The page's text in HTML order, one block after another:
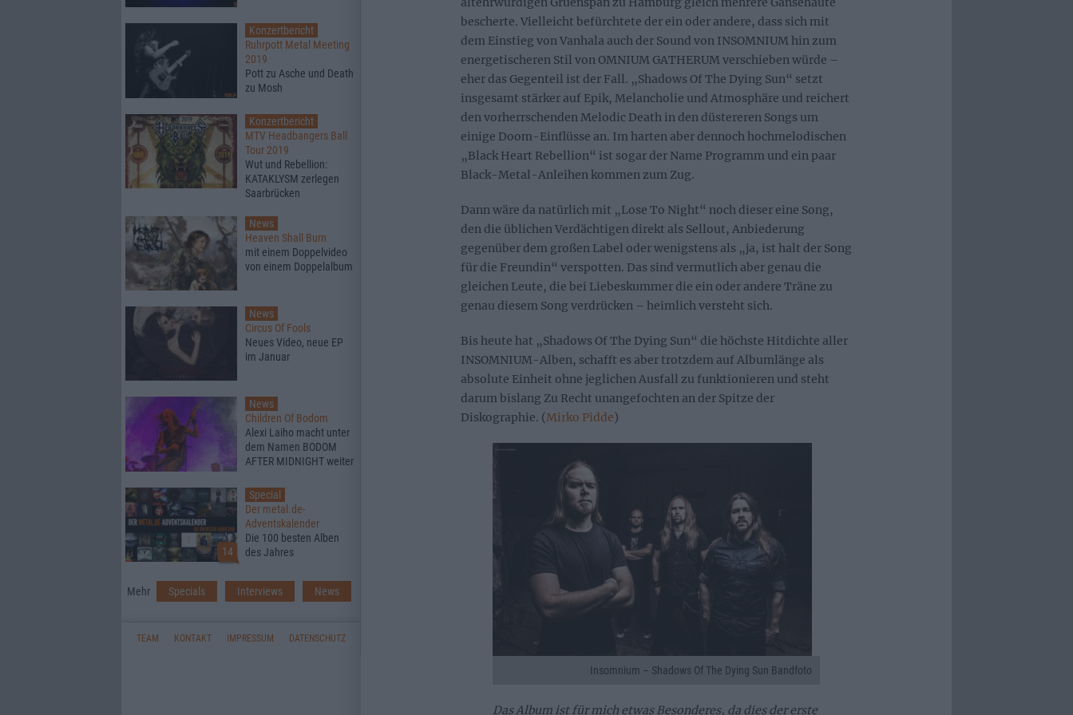
bescherte. Vielleicht befürchtete der ein oder andere, dass sich mit
dem Einstieg von Vanhala auch der Sound von INSOMNIUM hin zum
energetischeren Stil von OMNIUM GATHERUM verschieben würde –
eher das Gegenteil ist der Fall. „Shadows Of The Dying Sun“ setzt
insgesamt stärker auf Epik, Melancholie und Atmosphäre und reichert
den vorherrschenden Melodic Death in den düstereren Songs um
einige Doom-Einflüsse an. Im harten aber dennoch hochmelodischen
„Black Heart Rebellion“ ist sogar der Name Programm und ein paar
Black-Metal-Anleihen kommen zum Zug.
Dann wäre da natürlich mit „Lose To Night“ noch dieser eine Song,
den die üblichen Verdächtigen direkt als Sellout, Anbiederung
gegenüber dem großen Label oder wenigstens als „ja, ist halt der Song
für die Freundin“ verspotten. Das sind vermutlich aber genau die
gleichen Leute, die bei Liebeskummer die ein oder andere Träne zu
genau diesem Song verdrücken – heimlich versteht sich.
Bis heute hat „Shadows Of The Dying Sun“ die höchste Hitdichte aller
INSOMNIUM-Alben, schafft es aber trotzdem auf Albumlänge als
absolute Einheit ohne jeglichen Ausfall zu funktionieren und steht
darum bislang Zu Recht unangefochten an der Spitze der
Diskographie. (Mirko Pidde)
Insomnium – Shadows Of The Dying Sun Bandfoto
Das Album ist für mich etwas Besonderes, da dies der erste
Konzertbericht
Ruhrpott Metal Meeting
2019
Pott zu Asche und Death
zu Mosh
Konzertbericht
MTV Headbangers Ball
Tour 2019
Wut und Rebellion:
KATAKLYSM zerlegen
Saarbrücken
News
Heaven Shall Burn
mit einem Doppelvideo
von einem Doppelalbum
News
Circus Of Fools
Neues Video, neue EP
im Januar
News
Children Of Bodom
Alexi Laiho macht unter
dem Namen BODOM
AFTER MIDNIGHT weiter
14
Special
Der metal.de-
Adventskalender
Die 100 besten Alben
des Jahres
Mehr Specials Interviews News
TEAM KONTAKT IMPRESSUM DATENSCHUTZ